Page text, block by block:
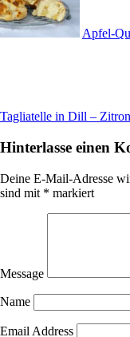
Apfel-
Tagliatelle in Dill –
Hinterlasse einen
Deine E-Mail-Adresse
sind mit * markiert
Message
Name
Email Address